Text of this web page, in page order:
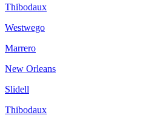
Thibodaux
Westwego
Marrero
New Orleans
Slidell
Thibodaux